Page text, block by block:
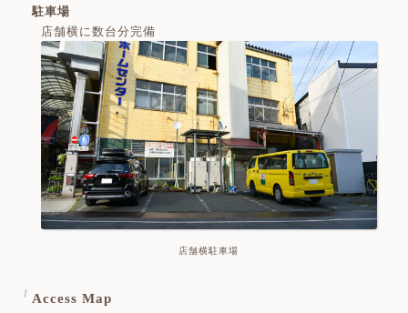
駐車場
店舗横に数台分完備
店舗横駐車場
Access Map